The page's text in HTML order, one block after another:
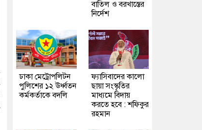
বাতিল ও বরখাস্তের
নির্দেশ
ঢাকা মেট্রোপলিটন
পুলিশের ১২ ঊর্ধ্বতন
কর্মকর্তাকে বদলি
ফ্যাসিবাদের কালো
ছায়া সংস্কৃতির
মাধ্যমে বিদায়
করতে হবে : শফিকুর
রহমান